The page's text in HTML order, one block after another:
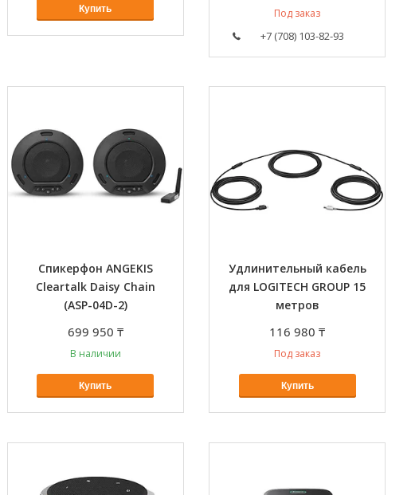
Купить Под заказ
+7 (708) 103-82-93
Спикерфон ANGEKIS
Cleartalk Daisy Chain
(ASP-04D-2)
699 950 ₸
В наличии
Купить
Удлинительный кабель
для LOGITECH GROUP 15
метров
116 980 ₸
Под заказ
Купить